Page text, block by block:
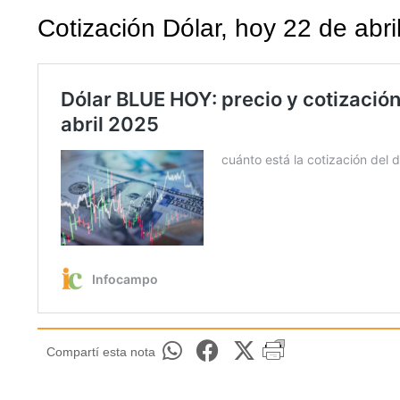
Cotización Dólar, hoy 22 de
Compartí esta nota